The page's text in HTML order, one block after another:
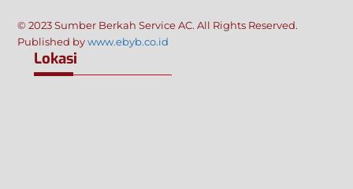
© 2023 Sumber Berkah Service AC. All Rights Reserved.
Published bywww.ebyb.co.id
Lokasi